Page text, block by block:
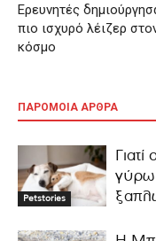
Ερευνητές
πιο ισχυρό λέιζερ
κόσμο
ΠΑΡΟΜΟΙΑ ΑΡΘΡΑ
Petstories
γύρω